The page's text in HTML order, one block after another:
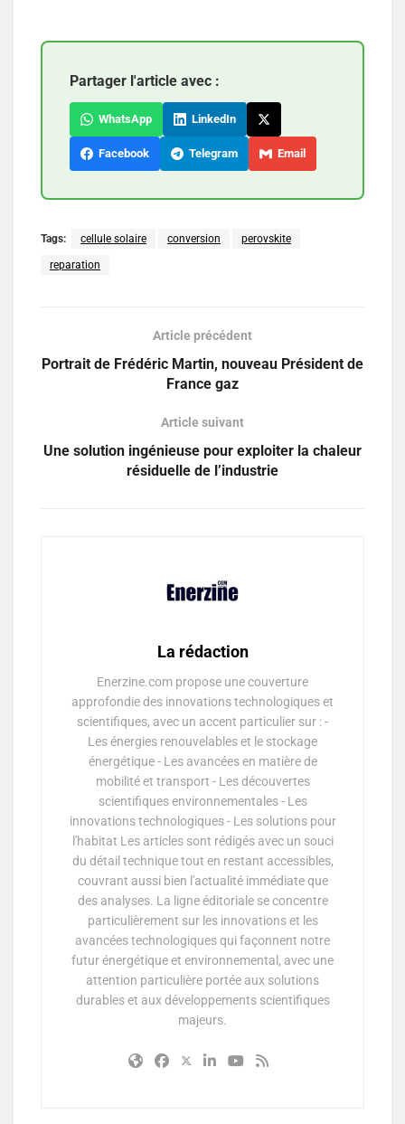
Partager l'article avec :
WhatsApp LinkedIn
Facebook Telegram Email
Tags: cellule solaire conversion perovskite
reparation
Article précédent
Portrait de Frédéric Martin, nouveau Président de
France gaz
Article suivant
Une solution ingénieuse pour exploiter la chaleur
résiduelle de l’industrie
La rédaction
Enerzine.com propose une couverture
approfondie des innovations technologiques et
scientifiques, avec un accent particulier sur : -
Les énergies renouvelables et le stockage
énergétique - Les avancées en matière de
mobilité et transport - Les découvertes
scientifiques environnementales - Les
innovations technologiques - Les solutions pour
l'habitat Les articles sont rédigés avec un souci
du détail technique tout en restant accessibles,
couvrant aussi bien l'actualité immédiate que
des analyses. La ligne éditoriale se concentre
particulièrement sur les innovations et les
avancées technologiques qui façonnent notre
futur énergétique et environnemental, avec une
attention particulière portée aux solutions
durables et aux développements scientifiques
majeurs.